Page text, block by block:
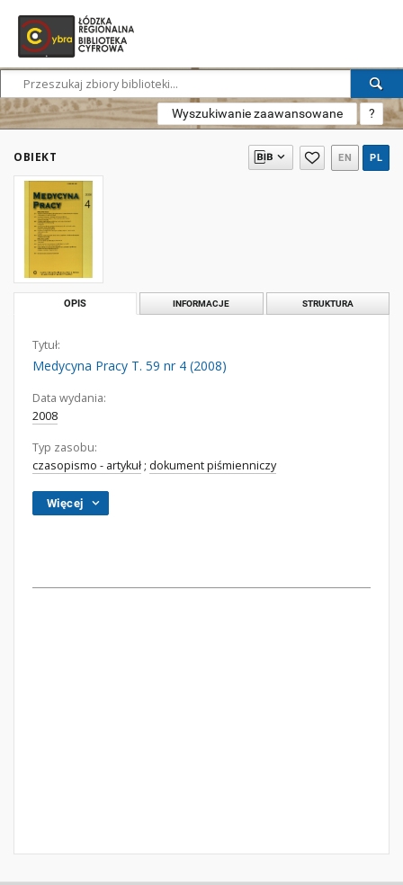
Wyszukiwanie zaawansowane ?
OBIEKT EN PL
OPIS INFORMACJE STRUKTURA
Tytuł:
Medycyna Pracy T. 59 nr 4 (2008)
Data wydania:
2008
Typ zasobu:
czasopismo - artykuł ; dokument piśmienniczy
Więcej